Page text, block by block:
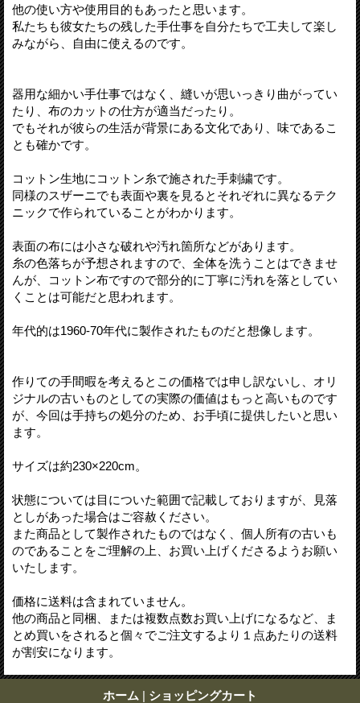
他の使い方や使用目的もあったと思います。
私たちも彼女たちの残した手仕事を自分たちで工夫して楽し
みながら、自由に使えるのです。
器用な細かい手仕事ではなく、縫いが思いっきり曲がってい
たり、布のカットの仕方が適当だったり。
でもそれが彼らの生活が背景にある文化であり、味であるこ
とも確かです。
コットン生地にコットン糸で施された手刺繍です。
同様のスザーニでも表面や裏を見るとそれぞれに異なるテク
ニックで作られていることがわかります。
表面の布には小さな破れや汚れ箇所などがあります。
糸の色落ちが予想されますので、全体を洗うことはできませ
んが、コットン布ですので部分的に丁寧に汚れを落としてい
くことは可能だと思われます。
年代的は1960-70年代に製作されたものだと想像します。
作りての手間暇を考えるとこの価格では申し訳ないし、オリ
ジナルの古いものとしての実際の価値はもっと高いものです
が、今回は手持ちの処分のため、お手頃に提供したいと思い
ます。
サイズは約230×220cm。
状態については目についた範囲で記載しておりますが、見落
としがあった場合はご容赦ください。
また商品として製作されたものではなく、個人所有の古いも
のであることをご理解の上、お買い上げくださるようお願い
いたします。
価格に送料は含まれていません。
他の商品と同梱、または複数点数お買い上げになるなど、ま
とめ買いをされると個々でご注文するより１点あたりの送料
が割安になります。
ホーム | ショッピングカート